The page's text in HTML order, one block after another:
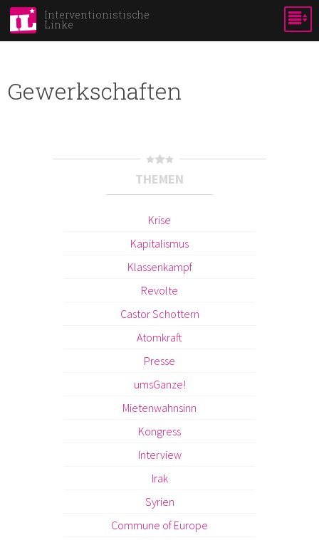
Skip to
content
Interventionistische
Linke
Gewerkschaften
THEMEN
Krise
Kapitalismus
Klassenkampf
Revolte
Castor Schottern
Atomkraft
Presse
umsGanze!
Mietenwahnsinn
Kongress
Interview
Irak
Syrien
Commune of Europe